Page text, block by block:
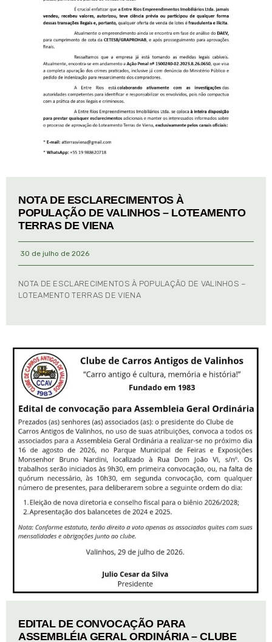
NOTA DE ESCLARECIMENTOS À
POPULAÇÃO DE VALINHOS – LOTEAMENTO
TERRAS DE VIENA
30 de julho de 2026
NOTA DE ESCLARECIMENTOS À POPULAÇÃO DE VALINHOS –
LOTEAMENTO TERRAS DE VIENA
EDITAL DE CONVOCAÇÃO PARA
ASSEMBLÉIA GERAL ORDINÁRIA – CLUBE